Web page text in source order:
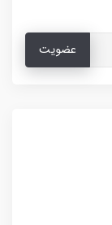
عضویت